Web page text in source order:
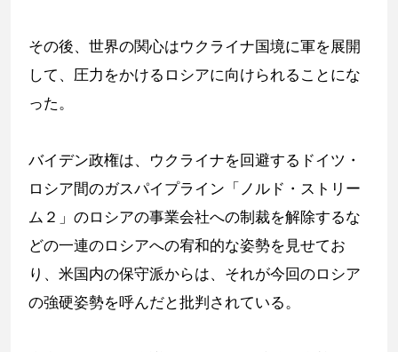
その後、世界の関心はウクライナ国境に軍を展開
して、圧力をかけるロシアに向けられることにな
った。
バイデン政権は、ウクライナを回避するドイツ・
ロシア間のガスパイプライン「ノルド・ストリー
ム２」のロシアの事業会社への制裁を解除するな
どの一連のロシアへの宥和的な姿勢を見せてお
り、米国内の保守派からは、それが今回のロシア
の強硬姿勢を呼んだと批判されている。